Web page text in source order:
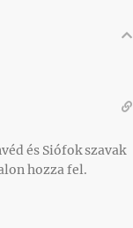
és Siófok szavak
hozza fel.